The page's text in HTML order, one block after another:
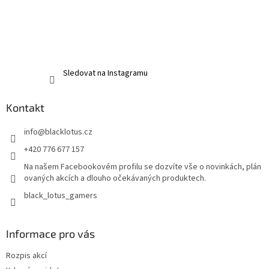
Sledovat na Instagramu
Kontakt
info@blacklotus.cz
+420 776 677 157
Na našem Facebookovém profilu se dozvíte vše o novinkách, plán
ovaných akcích a dlouho očekávaných produktech.
black_lotus_gamers
Informace pro vás
Rozpis akcí